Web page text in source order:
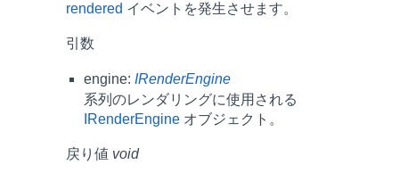
rendered イベントを発生させます。
引数
engine: IRenderEngine
系列のレンダリングに使用される
IRenderEngine オブジェクト。
戻り値 void